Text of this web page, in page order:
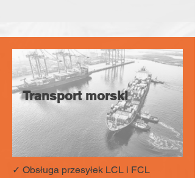
Transport morski
✓ Obsługa przesyłek LCL i FCL